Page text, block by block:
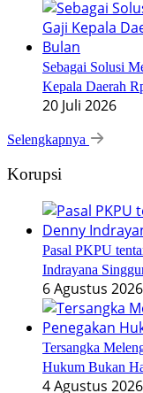
Sebagai Solusi
Kepala Daerah
20 Juli 2026
Selengkapnya
Korupsi
Pasal PKPU
Indrayana
6 Agustus 2026
Tersangka
Hukum Bukan
4 Agustus 2026